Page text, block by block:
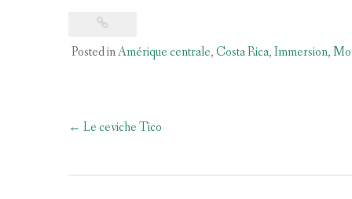
Posted inAmérique centrale,Costa Rica,Immersion,
Post
← Le ceviche Tico